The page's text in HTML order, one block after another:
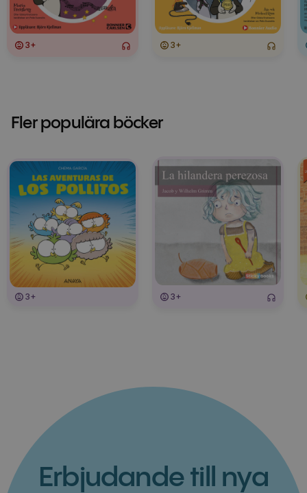
3+ 3+
Fler populära böcker
3+ 3+
Erbjudande till nya